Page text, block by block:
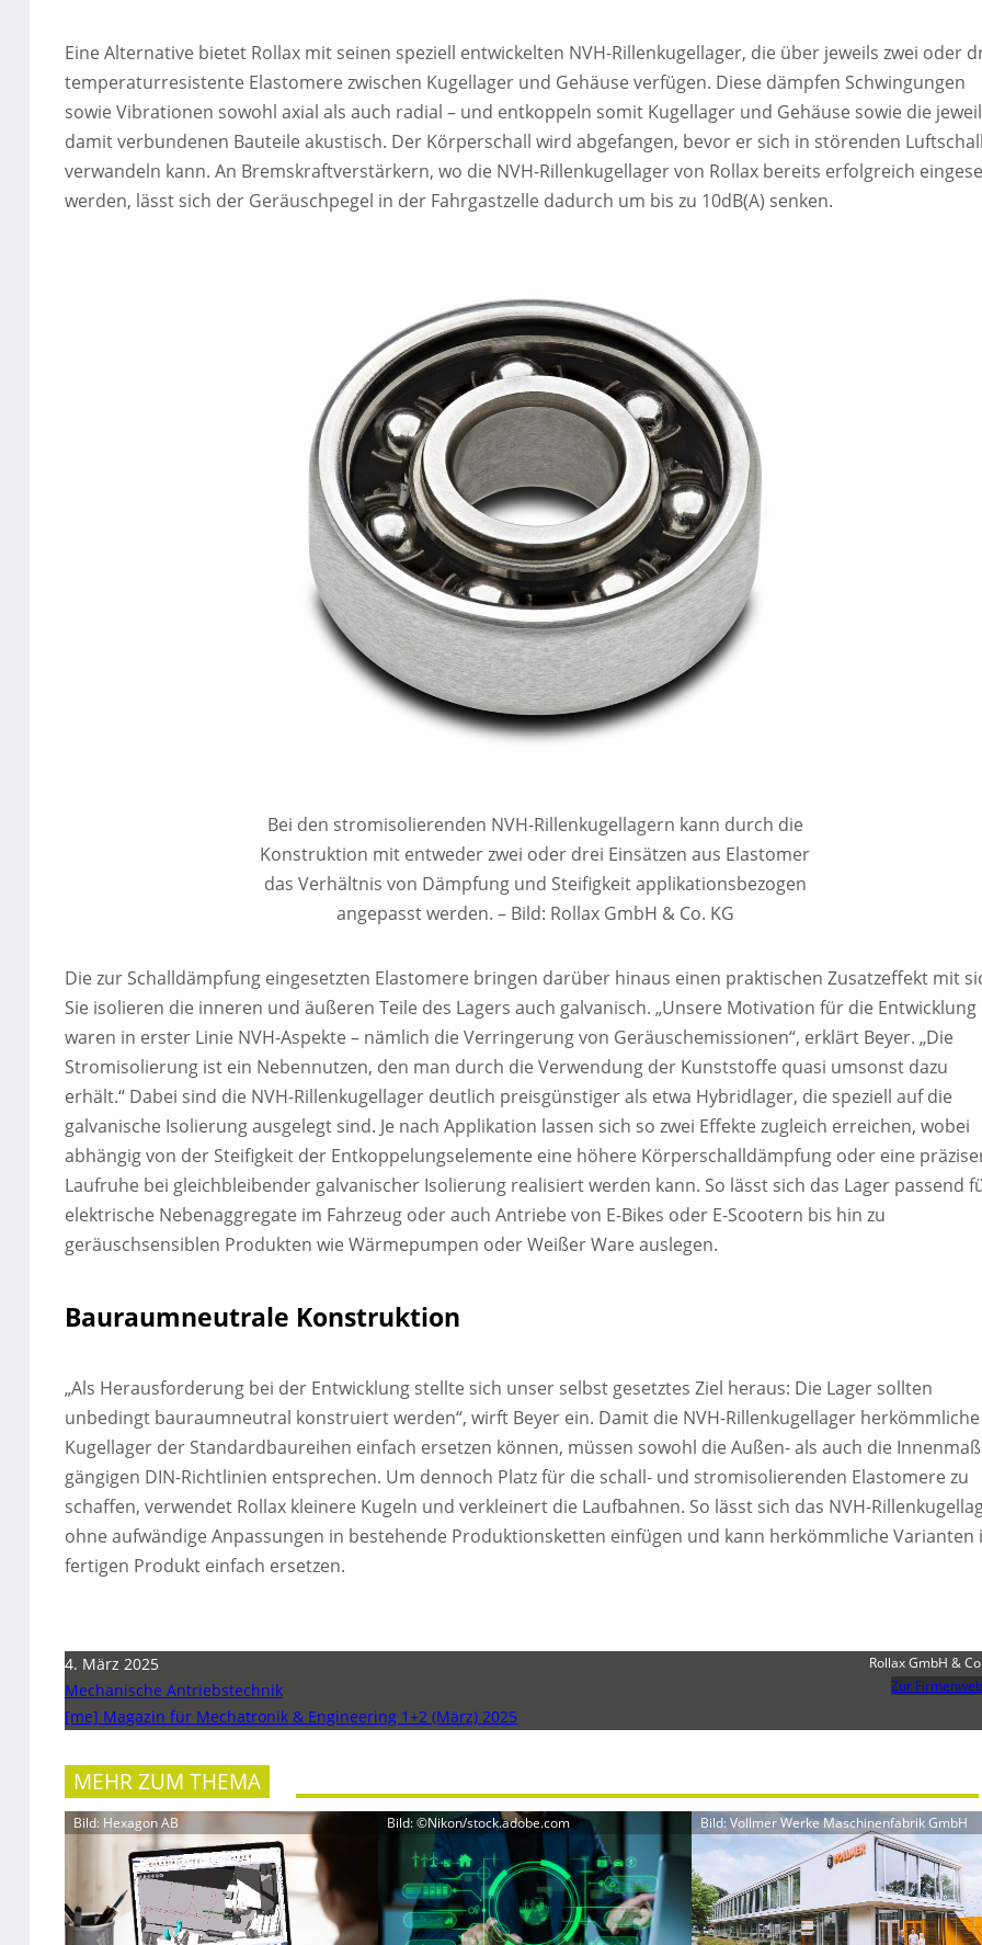
Eine Alternative bietet Rollax mit seinen speziell entwickelten NVH-Rillenkugellager, die über jeweils zwei oder
temperaturresistente Elastomere zwischen Kugellager und Gehäuse verfügen. Diese dämpfen Schwingungen
sowie Vibrationen sowohl axial als auch radial – und entkoppeln somit Kugellager und Gehäuse sowie die
damit verbundenen Bauteile akustisch. Der Körperschall wird abgefangen, bevor er sich in störenden Luftschall
verwandeln kann. An Bremskraftverstärkern, wo die NVH-Rillenkugellager von Rollax bereits erfolgreich
werden, lässt sich der Geräuschpegel in der Fahrgastzelle dadurch um bis zu 10dB(A) senken.
Bei den stromisolierenden NVH-Rillenkugellagern kann durch die
Konstruktion mit entweder zwei oder drei Einsätzen aus Elastomer
das Verhältnis von Dämpfung und Steifigkeit applikationsbezogen
angepasst werden. – Bild: Rollax GmbH & Co. KG
Die zur Schalldämpfung eingesetzten Elastomere bringen darüber hinaus einen praktischen Zusatzeffekt mit
Sie isolieren die inneren und äußeren Teile des Lagers auch galvanisch. „Unsere Motivation für die Entwicklung
waren in erster Linie NVH-Aspekte – nämlich die Verringerung von Geräuschemissionen“, erklärt Beyer. „Die
Stromisolierung ist ein Nebennutzen, den man durch die Verwendung der Kunststoffe quasi umsonst dazu
erhält.“ Dabei sind die NVH-Rillenkugellager deutlich preisgünstiger als etwa Hybridlager, die speziell auf die
galvanische Isolierung ausgelegt sind. Je nach Applikation lassen sich so zwei Effekte zugleich erreichen, wobei
abhängig von der Steifigkeit der Entkoppelungselemente eine höhere Körperschalldämpfung oder eine
Laufruhe bei gleichbleibender galvanischer Isolierung realisiert werden kann. So lässt sich das Lager passend
elektrische Nebenaggregate im Fahrzeug oder auch Antriebe von E-Bikes oder E-Scootern bis hin zu
geräuschsensiblen Produkten wie Wärmepumpen oder Weißer Ware auslegen.
Bauraumneutrale Konstruktion
„Als Herausforderung bei der Entwicklung stellte sich unser selbst gesetztes Ziel heraus: Die Lager sollten
unbedingt bauraumneutral konstruiert werden“, wirft Beyer ein. Damit die NVH-Rillenkugellager herkömmliche
Kugellager der Standardbaureihen einfach ersetzen können, müssen sowohl die Außen- als auch die
gängigen DIN-Richtlinien entsprechen. Um dennoch Platz für die schall- und stromisolierenden Elastomere zu
schaffen, verwendet Rollax kleinere Kugeln und verkleinert die Laufbahnen. So lässt sich das NVH-
ohne aufwändige Anpassungen in bestehende Produktionsketten einfügen und kann herkömmliche Varianten
fertigen Produkt einfach ersetzen.
4. März 2025
Mechanische Antriebstechnik
[me] Magazin für Mechatronik & Engineering 1+2 (März) 2025
Rollax GmbH &
Zur
MEHR ZUM THEMA
Bild: Hexagon AB Bild: ©Nikon/stock.adobe.com Bild: Vollmer Werke Maschinenfabrik GmbH